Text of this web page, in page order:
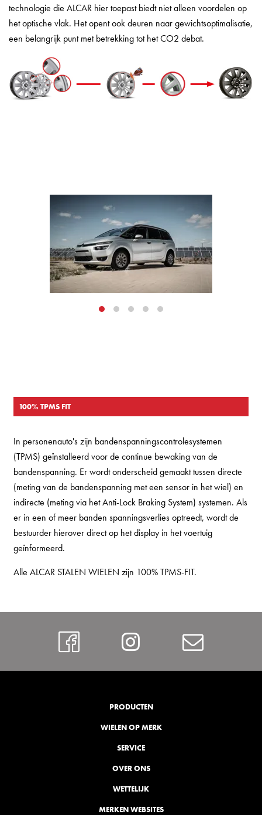
technologie die ALCAR hier toepast biedt niet alleen voordelen op
het optische vlak. Het opent ook deuren naar gewichtsoptimalisatie,
een belangrijk punt met betrekking tot het CO2 debat.
100% TPMS FIT
In personenauto's zijn bandenspanningscontrolesystemen
(TPMS) geïnstalleerd voor de continue bewaking van de
bandenspanning. Er wordt onderscheid gemaakt tussen directe
(meting van de bandenspanning met een sensor in het wiel) en
indirecte (meting via het Anti-Lock Braking System) systemen. Als
er in een of meer banden spanningsverlies optreedt, wordt de
bestuurder hierover direct op het display in het voertuig
geïnformeerd.
Alle ALCAR STALEN WIELEN zijn 100% TPMS-FIT.
FacebookInstagram
PRODUCTEN
WIELEN OP MERK
SERVICE
OVER ONS
WETTELIJK
MERKEN WEBSITES